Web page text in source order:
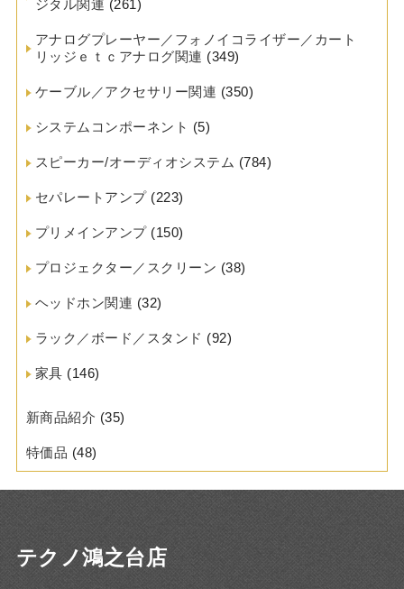
ジタル関連 (261)
アナログプレーヤー／フォノイコライザー／カート
リッジｅｔｃアナログ関連 (349)
ケーブル／アクセサリー関連 (350)
システムコンポーネント (5)
スピーカー/オーディオシステム (784)
セパレートアンプ(223)
プリメインアンプ(150)
プロジェクター／スクリーン (38)
ヘッドホン関連 (32)
ラック／ボード／スタンド (92)
家具 (146)
新商品紹介 (35)
特価品 (48)
テクノ鴻之台店